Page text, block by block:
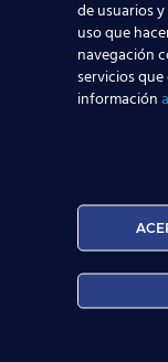
¿Cómo
secretos de
de usuarios
uso que
navegación
servicios
información